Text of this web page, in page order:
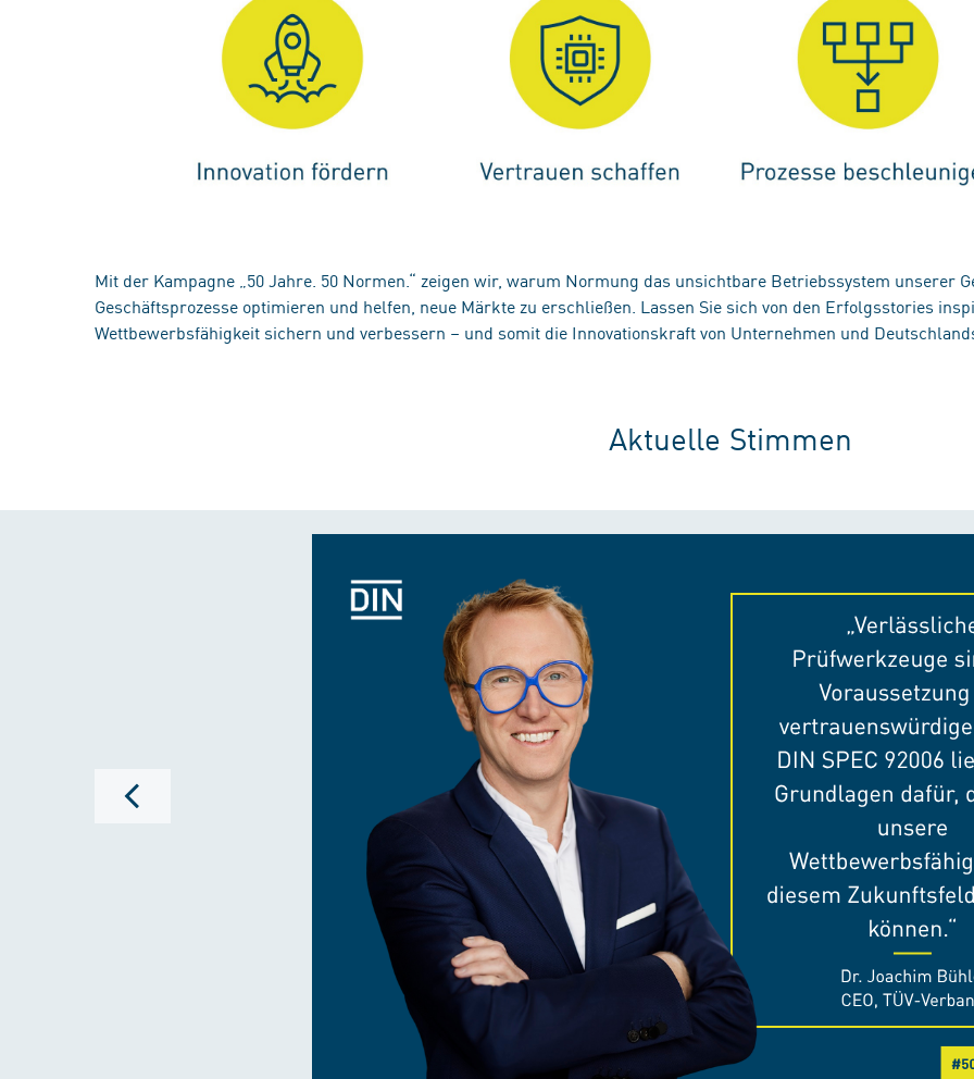
Mit der Kampagne „50 Jahre. 50 Normen.“ zeigen wir, warum Normung das unsichtbare Betriebssystem unserer
Geschäftsprozesse optimieren und helfen, neue Märkte zu erschließen. Lassen Sie sich von den Erfolgsstories
Wettbewerbsfähigkeit sichern und verbessern – und somit die Innovationskraft von Unternehmen und
Aktuelle Stimmen